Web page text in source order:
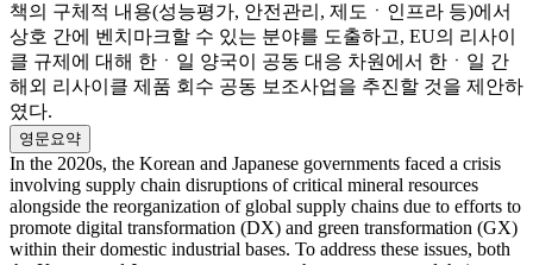
책의 구체적 내용(성능평가, 안전관리, 제도ㆍ인프라 등)에서
상호 간에 벤치마크할 수 있는 분야를 도출하고, EU의 리사이
클 규제에 대해 한ㆍ일 양국이 공동 대응 차원에서 한ㆍ일 간
해외 리사이클 제품 회수 공동 보조사업을 추진할 것을 제안하
였다.
영문요약
In the 2020s, the Korean and Japanese governments faced a crisis
involving supply chain disruptions of critical mineral resources
alongside the reorganization of global supply chains due to efforts to
promote digital transformation (DX) and green transformation (GX)
within their domestic industrial bases. To address these issues, both